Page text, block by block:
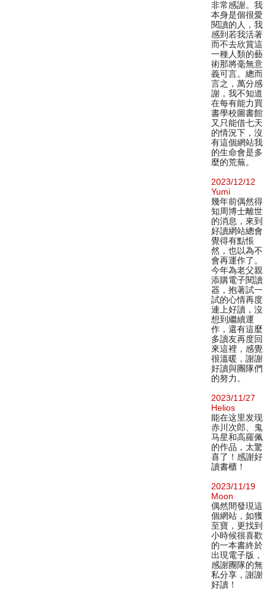
非常感謝。我
本身是個很愛
閱讀的人，我
感到若我活著
而不去欣賞這
一種人類的藝
術那將毫無意
義可言。總而
言之，萬分感
謝，我不知道
在每有能力買
書學校圖書館
又只能借七天
的情況下，沒
有這個網站我
的生命會是多
麼的荒蕪。
2023/12/12
Yumi
幾年前偶然得
知周博士離世
的消息，來到
好讀網站總會
覺得有點悵
然，也以為不
會再運作了。
今年為老父親
添購電子閱讀
器，抱著試一
試的心情再度
連上好讀，沒
想到繼續運
作，還有這麼
多讀友再度回
來這裡，感覺
很溫暖，謝謝
好讀與團隊們
的努力。
2023/11/27
Helios
能在这里发现
赤川次郎、鬼
马星和高羅佩
的作品，太驚
喜了！感謝好
讀書櫃！
2023/11/19
Moon
偶然間發現這
個網站，如獲
至寶，更找到
小時候很喜歡
的一本書終於
出現電子版，
感謝團隊的無
私分享，謝謝
好讀！